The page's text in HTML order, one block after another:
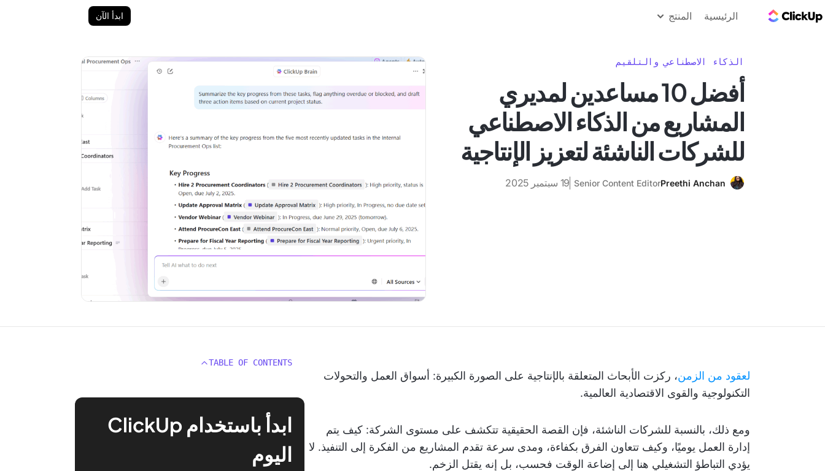
الرئيسية المنتج ابدأ الآن
الذكاء الاصطناعي والتلقيم
أفضل 10 مساعدين لمديري
المشاريع من الذكاء الاصطناعي
للشركات الناشئة لتعزيز الإنتاجية
Preethi Anchan
Senior Content Editor 19 سبتمبر 2025
لعقود من الزمن، ركزت الأبحاث المتعلقة بالإنتاجية على الصورة الكبيرة: أسواق العمل والتحولات
التكنولوجية والقوى الاقتصادية العالمية.
ومع ذلك، بالنسبة للشركات الناشئة، فإن القصة الحقيقية تتكشف على مستوى الشركة: كيف يتم
إدارة العمل يوميًا، وكيف تتعاون الفرق بكفاءة، ومدى سرعة تقدم المشاريع من الفكرة إلى التنفيذ. لا
يؤدي التباطؤ التشغيلي هنا إلى إضاعة الوقت فحسب، بل إنه يقتل الزخم.
TABLE OF CONTENTS
ابدأ باستخدام ClickUp
اليوم